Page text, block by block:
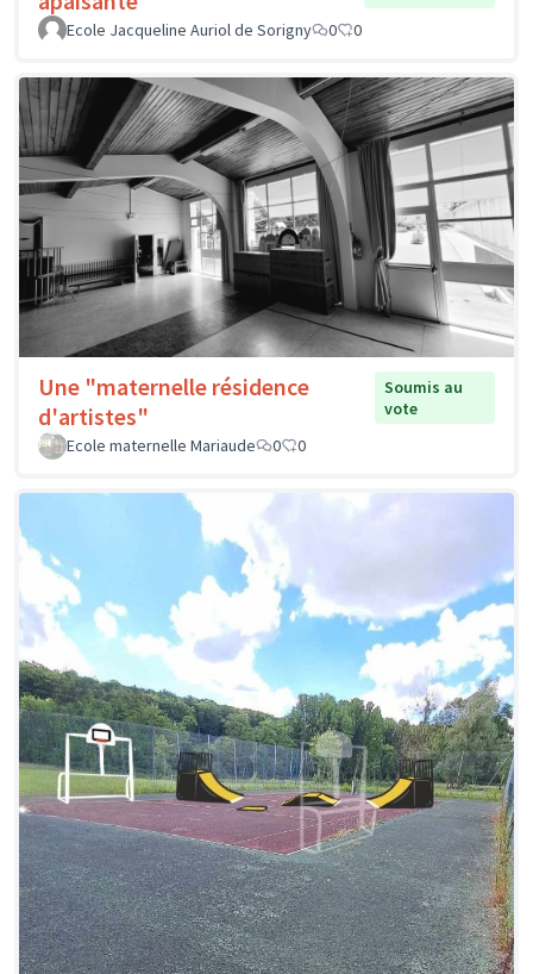
Ecole Jacqueline Auriol de Sorigny
0 0
Une "maternelle résidence
d'artistes"
Soumis au
vote
Ecole maternelle Mariaude
0 0